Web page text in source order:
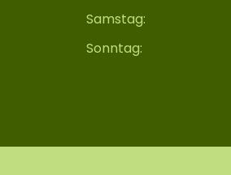
Samstag:
Sonntag: